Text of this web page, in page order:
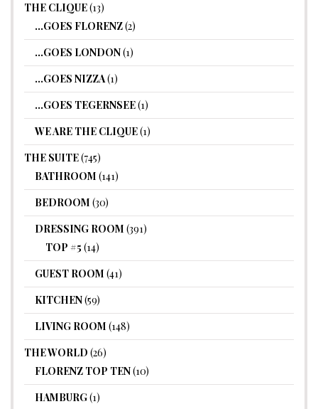
THE CLIQUE(13)
…GOES FLORENZ(2)
…GOES LONDON(1)
…GOES NIZZA(1)
…GOES TEGERNSEE(1)
WE ARE THE CLIQUE(1)
THE SUITE(745)
BATHROOM (141)
BEDROOM (30)
DRESSING ROOM (391)
TOP #5 (14)
GUEST ROOM (41)
KITCHEN(59)
LIVING ROOM (148)
THE WORLD (26)
FLORENZ TOP TEN(10)
HAMBURG(1)